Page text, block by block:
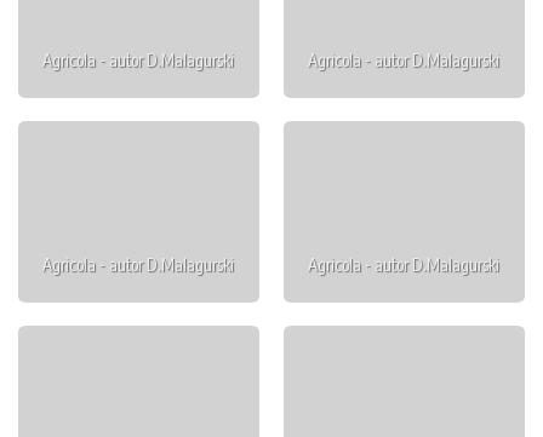
Agricola - autor D.Malagurski Agricola - autor D.Malagurski
Agricola - autor D.Malagurski Agricola - autor D.Malagurski